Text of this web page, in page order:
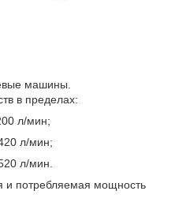
машины.
в пределах:
л/мин;
л/мин;
л/мин.
и потребляемая мощность